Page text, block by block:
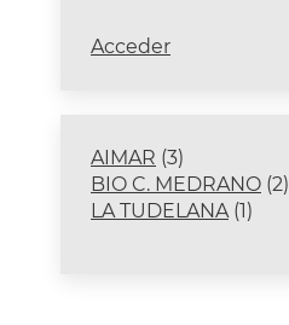
Acceder
AIMAR 33
productos
BIO C. MEDRANO 22
LA TUDELANA 11